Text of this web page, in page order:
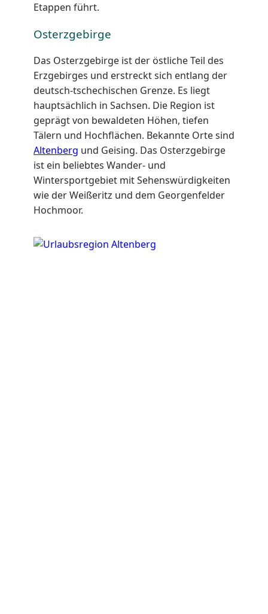
Etappen führt.
Osterzgebirge
Das Osterzgebirge ist der östliche Teil des
Erzgebirges und erstreckt sich entlang der
deutsch-tschechischen Grenze. Es liegt
hauptsächlich in Sachsen. Die Region ist
geprägt von bewaldeten Höhen, tiefen
Tälern und Hochflächen. Bekannte Orte sind
Altenberg und Geising. Das Osterzgebirge
ist ein beliebtes Wander- und
Wintersportgebiet mit Sehenswürdigkeiten
wie der Weißeritz und dem Georgenfelder
Hochmoor.